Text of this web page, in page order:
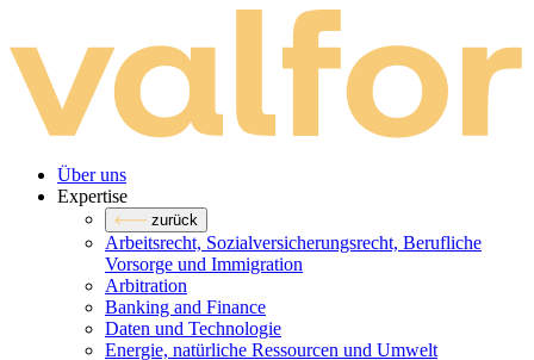
Über uns
Expertise
zurück
Arbeitsrecht, Sozialversicherungsrecht, Berufliche
Vorsorge und Immigration
Arbitration
Banking and Finance
Daten und Technologie
Energie, natürliche Ressourcen und Umwelt